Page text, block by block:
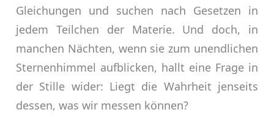
Gleichungen und suchen nach Gesetzen in
jedem Teilchen der Materie. Und doch, in
manchen Nächten, wenn sie zum unendlichen
Sternenhimmel aufblicken, hallt eine Frage in
der Stille wider: Liegt die Wahrheit jenseits
dessen, was wir messen können?